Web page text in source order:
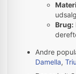
Brug:
Andre
Damella,